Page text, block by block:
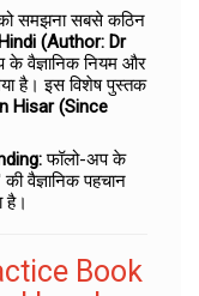
को समझना सबसे कठिन
(Author: Dr
के वैज्ञानिक नियम और
है। इस विशेष पुस्तक
Hisar (Since
फॉलो-अप के
वैज्ञानिक पहचान
है।
Book